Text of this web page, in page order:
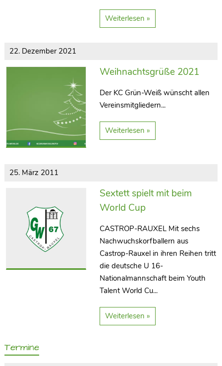
Weiterlesen »
22. Dezember 2021
Weihnachtsgrüße 2021
Der KC Grün-Weiß wünscht allen
Vereinsmitgliedern...
Weiterlesen »
25. März 2011
Sextett spielt mit beim
World Cup
CASTROP-RAUXEL Mit sechs
Nachwuchskorfballern aus
Castrop-Rauxel in ihren Reihen tritt
die deutsche U 16-
Nationalmannschaft beim Youth
Talent World Cu...
Weiterlesen »
Termine